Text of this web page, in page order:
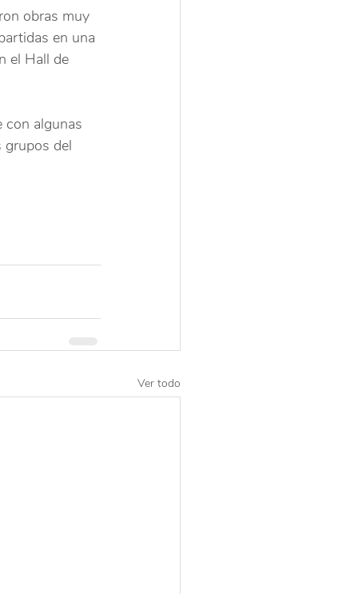
obras muy
en una
el Hall de
con algunas
grupos del
Ver todo